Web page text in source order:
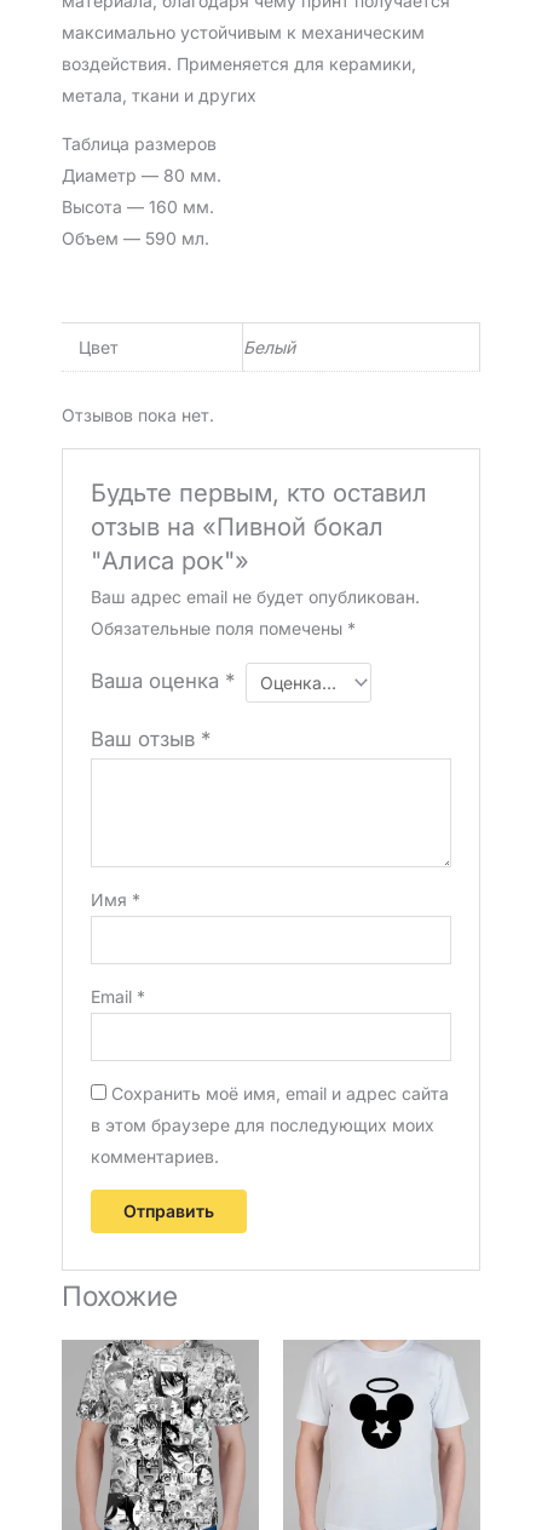
максимально устойчивым к механическим
воздействия. Применяется для керамики,
метала, ткани и других
Таблица размеров
Диаметр — 80 мм.
Высота — 160 мм.
Объем — 590 мл.
Цвет Белый
Отзывов пока нет.
Будьте первым, кто оставил
отзыв на «Пивной бокал
"Алиса рок"»
Ваш адрес email не будет опубликован.
Обязательные поля помечены *
Ваша оценка *
Ваш отзыв *
Имя *
Email *
Сохранить моё имя, email и адрес сайта
в этом браузере для последующих моих
комментариев.
Похожие